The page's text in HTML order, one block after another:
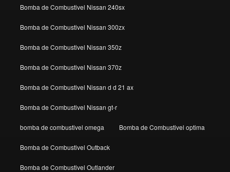
Bomba de Combustivel Nissan 240sx
Bomba de Combustivel Nissan 300zx
Bomba de Combustivel Nissan 350z
Bomba de Combustivel Nissan 370z
Bomba de Combustivel Nissan d d 21 ax
Bomba de Combustivel Nissan gt-r
bomba de combustivel omega Bomba de Combustivel optima
Bomba de Combustivel Outback
Bomba de Combustivel Outlander